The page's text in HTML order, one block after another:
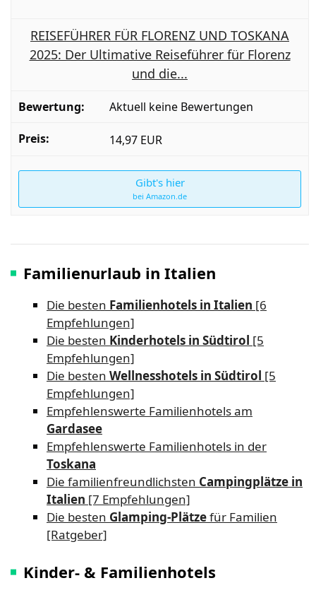
REISEFÜHRER FÜR FLORENZ UND TOSKANA
2025: Der Ultimative Reiseführer für Florenz
und die...
Aktuell keine Bewertungen
14,97 EUR
Gibt's hier
bei Amazon.de
Familienurlaub in Italien
Die besten Familienhotels in Italien [6
Empfehlungen]
Die besten Kinderhotels in Südtirol [5
Empfehlungen]
Die besten Wellnesshotels in Südtirol [5
Empfehlungen]
Empfehlenswerte Familienhotels am
Gardasee
Empfehlenswerte Familienhotels in der
Toskana
Die familienfreundlichsten Campingplätze in
Italien [7 Empfehlungen]
Die besten Glamping-Plätzefür Familien
[Ratgeber]
Kinder- & Familienhotels